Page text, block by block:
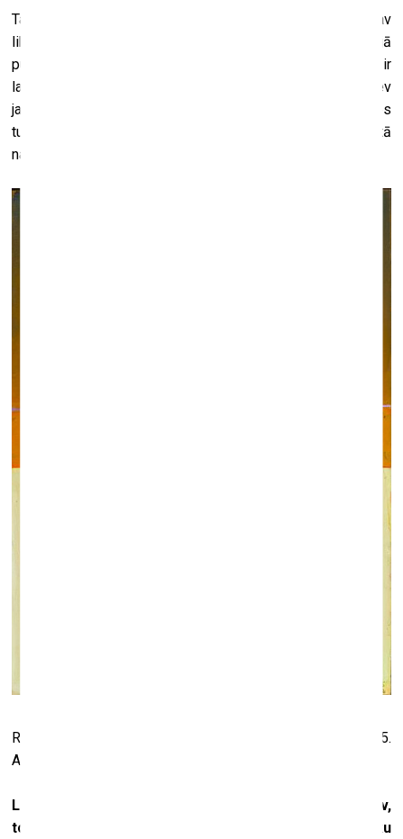
Tas ir ļoti subjektīvs process, kā jau visa māksla – tajā nav
likumu kā zinātnē vai tehnoloģijās. Ja nonāc pie galējā
punkta, kritērijs ir – patīk vai nepatīk. Kad pašam patīk, tad ir
labi. Citam var arī nepatikt. Vēl viena mana klišeja – es sev
jautāju, vai šo gleznu, ja tā būtu kāda cita autora darbs, es
turētu pie sienas, gribētu uz to skatīties atkal un atkal? Ja tā
nav, tad es gleznu atkal nesu uz studiju vai nolieku malā.
Raimonds Staprāns. “Saulespuķe saulrietā.” 2010–2015.
Autora īpašums
Laiks jau tikai pasaka, vai darbam ir vērtība vai nav,
tomēr kā jums šķiet, kas tad ir tas, kas ļauj cilvēku